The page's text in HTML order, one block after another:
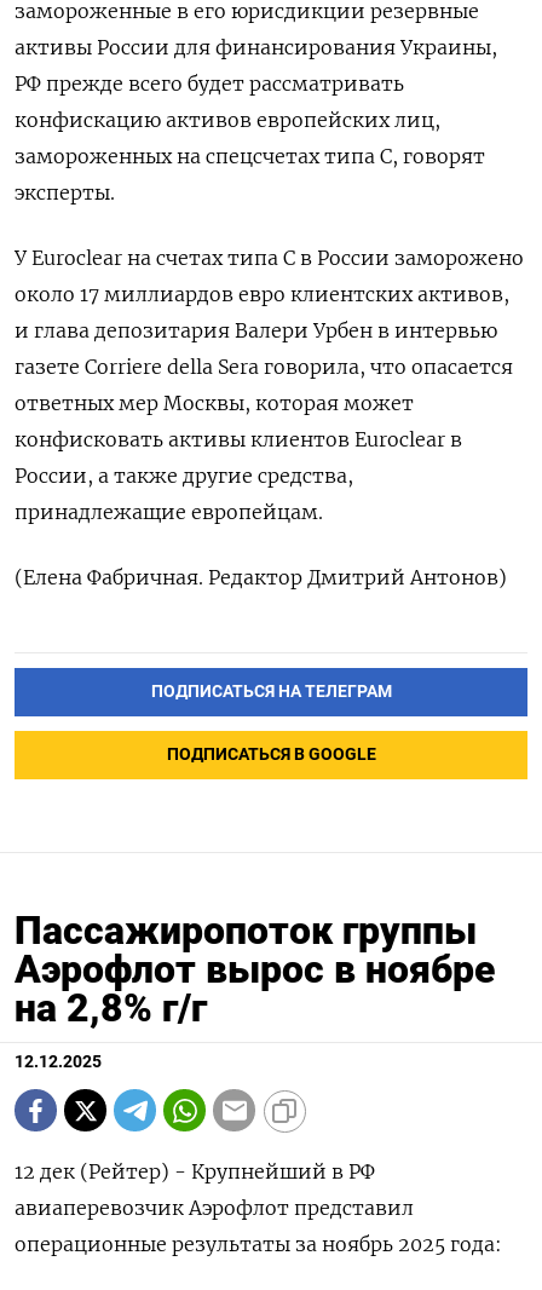
замороженные в его юрисдикции резервные
активы России для финансирования Украины,
РФ прежде всего будет рассматривать
конфискацию активов европейских лиц,
замороженных на спецсчетах типа С, говорят
эксперты.
У Euroclear на счетах типа С в России заморожено
около 17 миллиардов евро клиентских активов,
и глава депозитария Валери Урбен в интервью
газете Corriere della Sera говорила, что опасается
ответных мер Москвы, которая может
конфисковать активы клиентов Euroclear в
России, а также другие средства,
принадлежащие европейцам.
(Елена Фабричная. Редактор Дмитрий Антонов)
ПОДПИСАТЬСЯ НА ТЕЛЕГРАМ
ПОДПИСАТЬСЯ В GOOGLE
Пассажиропоток группы
Аэрофлот вырос в ноябре
на 2,8% г/г
12.12.2025
12 дек (Рейтер) - Крупнейший в РФ
авиаперевозчик Аэрофлот представил
операционные результаты за ноябрь 2025 года: